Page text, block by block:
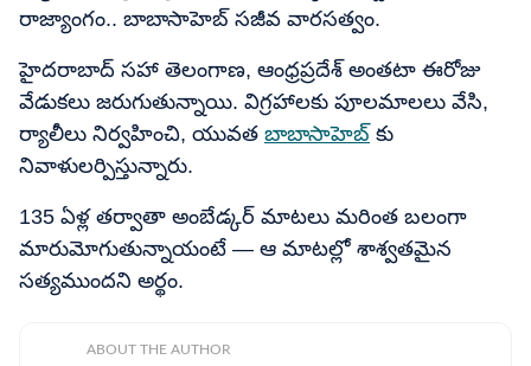
రాజ్యాంగం.. బాబాసాహెబ్ సజీవ వారసత్వం.
హైదరాబాద్ సహా తెలంగాణ, ఆంధ్రప్రదేశ్ అంతటా ఈరోజు
వేడుకలు జరుగుతున్నాయి. విగ్రహాలకు పూలమాలలు వేసి,
ర్యాలీలు నిర్వహించి, యువత బాబాసాహెబ్ కు
నివాళులర్పిస్తున్నారు.
135 ఏళ్ల తర్వాతా అంబేడ్కర్ మాటలు మరింత బలంగా
మారుమోగుతున్నాయంటే — ఆ మాటల్లో శాశ్వతమైన
సత్యముందని అర్థం.
ABOUT THE AUTHOR